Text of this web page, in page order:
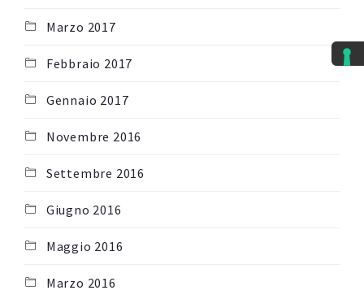
Marzo 2017
Febbraio 2017
Gennaio 2017
Novembre 2016
Settembre 2016
Giugno 2016
Maggio 2016
Marzo 2016